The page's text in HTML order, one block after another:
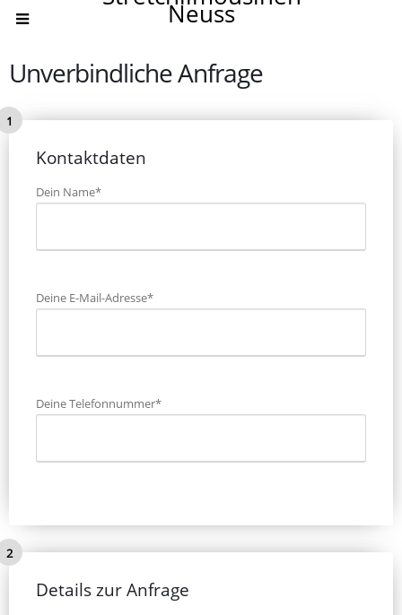
Neuss
Unverbindliche Anfrage
Kontaktdaten
Dein Name*
Deine E-Mail-Adresse*
Deine Telefonnummer*
Details zur Anfrage